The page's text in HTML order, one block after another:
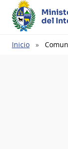
del
Ruta
Inicio